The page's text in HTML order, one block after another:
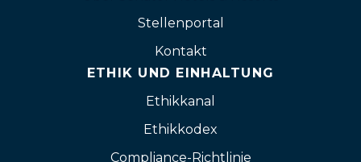
Stellenportal
Kontakt
ETHIK UND EINHALTUNG
Ethikkanal
Ethikkodex
Compliance-Richtlinie